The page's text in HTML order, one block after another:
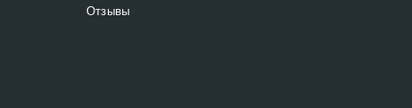
Отзывы